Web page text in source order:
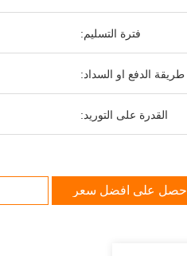
فترة التسليم:
طريقة الدفع او السداد:
القدرة على التوريد:
احصل على افضل سعر